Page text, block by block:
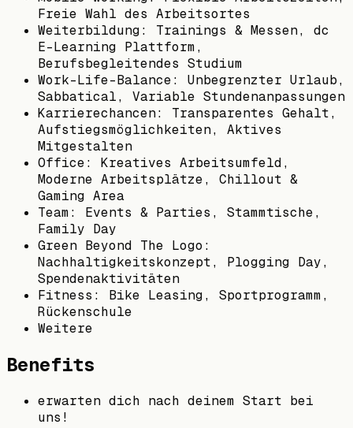
Freie Wahl des Arbeitsortes
Weiterbildung: Trainings & Messen, dc
E-Learning Plattform,
Berufsbegleitendes Studium
Work-Life-Balance: Unbegrenzter Urlaub,
Sabbatical, Variable Stundenanpassungen
Karrierechancen: Transparentes Gehalt,
Aufstiegsmöglichkeiten, Aktives
Mitgestalten
Office: Kreatives Arbeitsumfeld,
Moderne Arbeitsplätze, Chillout &
Gaming Area
Team: Events & Parties, Stammtische,
Family Day
Green Beyond The Logo:
Nachhaltigkeitskonzept, Plogging Day,
Spendenaktivitäten
Fitness: Bike Leasing, Sportprogramm,
Rückenschule
Weitere
Benefits
erwarten dich nach deinem Start bei
uns!